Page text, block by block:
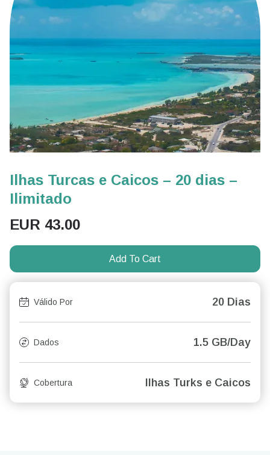
Ilhas Turcas e Caicos – 20 dias –
Ilimitado
EUR 43.00
Add To Cart
Válido Por 20 Dias
Dados 1.5 GB/Day
Cobertura Ilhas Turks e Caicos